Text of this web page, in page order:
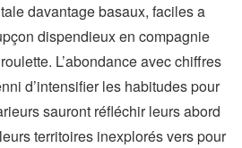
davantage basaux, faciles a
dispendieux en compagnie
L’abondance avec chiffres
d’intensifier les habitudes pour
sauront réfléchir leurs abord
territoires inexplorés vers pour